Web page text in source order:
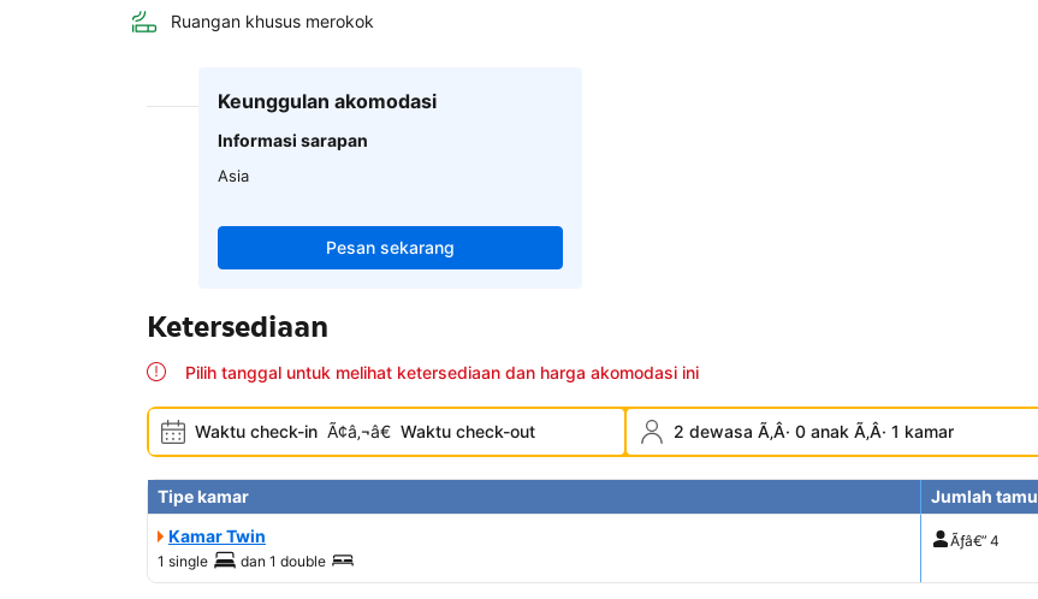
Ruangan khusus merokok
Keunggulan akomodasi
Informasi sarapan
Asia
Pesan sekarang
Ketersediaan
Pilih tanggal untuk melihat ketersediaan dan harga akomodasi ini
Waktu check-in Ã¢â‚¬â€ Waktu check-out 2 dewasa Ã‚Â· 0 anak Ã‚Â· 1 kamar
Tipe kamar
Jumlah tamu
Kamar Twin
1 single dan 1 double
Ãƒâ€” 4